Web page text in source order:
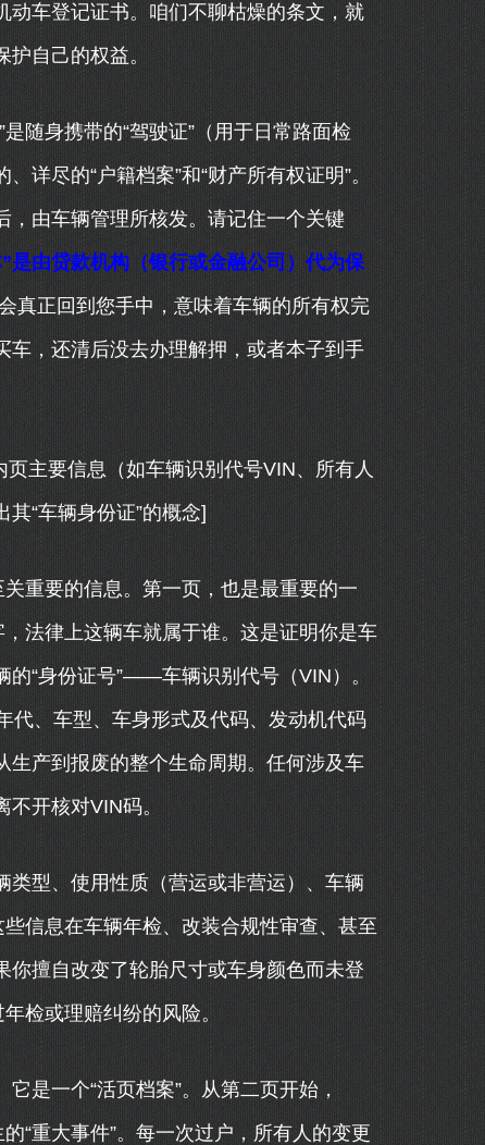
车登记证书。咱们不聊枯燥的条文，就
自己的权益。
随身携带的“驾驶证”（用于日常路面检
详尽的“户籍档案”和“财产所有权证明”。
，由车辆管理所核发。请记住一个关键
是由贷款机构（银行或金融公司）代为保
真正回到您手中，意味着车辆的所有权完
，还清后没去办理解押，或者本子到手
主要信息（如车辆识别代号VIN、所有人
“车辆身份证”的概念]
重要的信息。第一页，也是最重要的一
法律上这辆车就属于谁。这是证明你是车
“身份证号”——车辆识别代号（VIN）。
代、车型、车身形式及代码、发动机代码
生产到报废的整个生命周期。任何涉及车
开核对VIN码。
型、使用性质（营运或非营运）、车辆
信息在车辆年检、改装合规性审查、甚至
擅自改变了轮胎尺寸或车身颜色而未登
检或理赔纠纷的风险。
是一个“活页档案”。从第二页开始，
“重大事件”。每一次过户，所有人的变更